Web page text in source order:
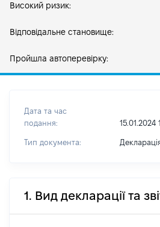
Високий ризик:
Відповідальне становище:
Пройшла автоперевірку:
Дата та час
подання:
15.01.2024
Тип документа:
1. Вид декларації та